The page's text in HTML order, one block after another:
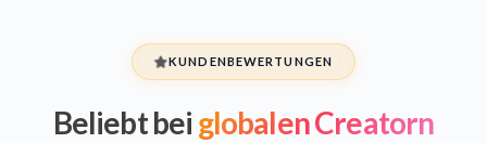
KUNDENBEWERTUNGEN
Beliebt bei globalen Creatorn